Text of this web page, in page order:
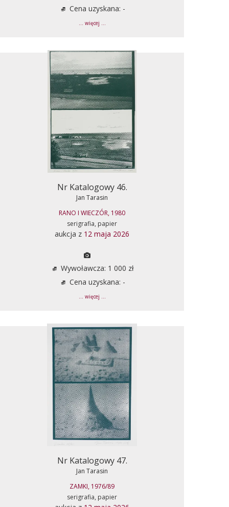
Cena uzyskana: -
... więcej ...
Nr Katalogowy 46.
Jan Tarasin
RANO I WIECZÓR, 1980
serigrafia, papier
aukcja z 12 maja 2026
Wywoławcza: 1 000 zł
Cena uzyskana: -
... więcej ...
Nr Katalogowy 47.
Jan Tarasin
ZAMKI, 1976/89
serigrafia, papier